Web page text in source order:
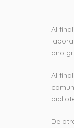
Al
año
Al
De